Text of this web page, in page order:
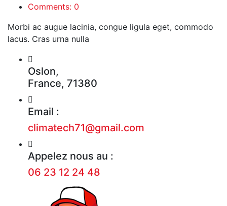
Comments: 0
Morbi ac augue lacinia, congue ligula eget, commodo
lacus. Cras urna nulla
Oslon,
France, 71380
Email :
climatech71@gmail.com
Appelez nous au :
06 23 12 24 48